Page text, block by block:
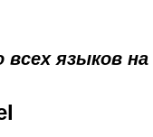
всех языков на